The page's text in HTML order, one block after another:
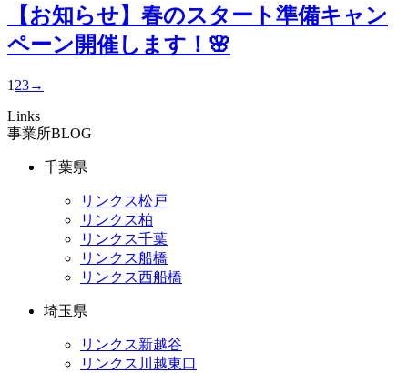
【お知らせ】春のスタート準備キャン
ペーン開催します！🌸
1 23→
Links
事業所BLOG
千葉県
リンクス松戸
リンクス柏
リンクス千葉
リンクス船橋
リンクス西船橋
埼玉県
リンクス新越谷
リンクス川越東口